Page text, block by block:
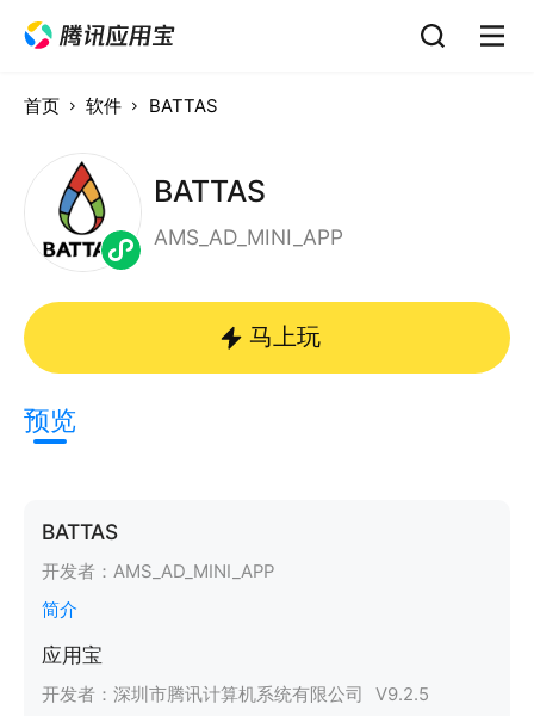
首页 软件 BATTAS
BATTAS
AMS_AD_MINI_APP
马上玩
预览
BATTAS
开发者： AMS_AD_MINI_APP
简介
应用宝
开发者： 深圳市腾讯计算机系统有限公司 V9.2.5